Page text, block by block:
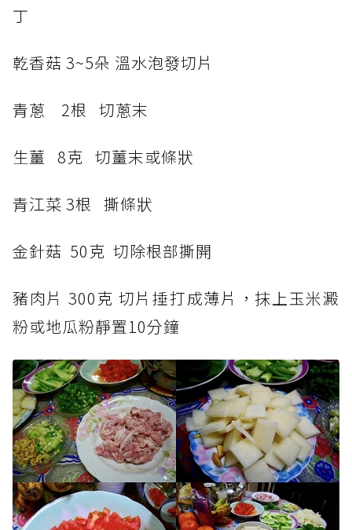
丁
乾香菇 3~5朵 溫水泡發切片
青蔥 2根 切蔥末
生薑 8克 切薑末或條狀
青江菜 3根 撕條狀
金針菇 50克 切除根部撕開
豬肉片 300克 切片捶打成薄片，抹上玉米澱
粉或地瓜粉靜置10分鐘